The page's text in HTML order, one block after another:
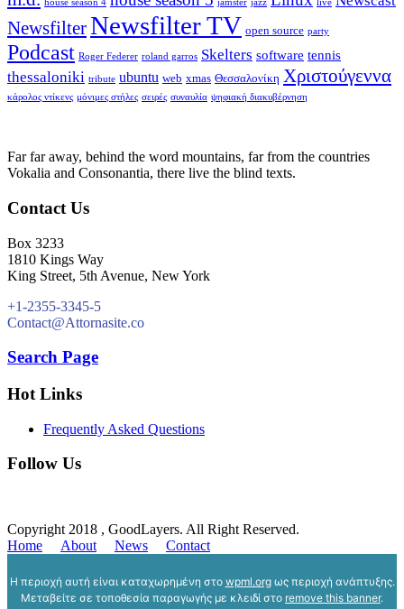
house season 4 jamster jazz live
NewsfilterNewsfilter TV open source party
Podcast Roger Federer roland garros Skelters software tennis
thessaloniki tribute ubuntu web xmas Θεσσαλονίκη Χριστούγεννα
κάρολος ντίκενς μόνιμες στήλες σειρές συναυλία ψηφιακή διακυβέρνηση
Far far away, behind the word mountains, far from the countries
Vokalia and Consonantia, there live the blind texts.
Contact Us
Box 3233
1810 Kings Way
King Street, 5th Avenue, New York
+1-2355-3345-5
Contact@Attornasite.co
Search Page
Hot Links
Frequently Asked Questions
Follow Us
Copyright 2018 , GoodLayers. All Right Reserved.
Home
About News Contact
Η περιοχή αυτή είναι καταχωρημένη στο wpml.orgως περιοχή ανάπτυξης.
Μεταβείτε σε τοποθεσία παραγωγής με κλειδί στο remove this banner.